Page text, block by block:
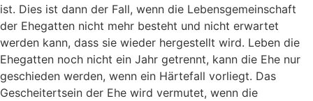
ist. Dies ist dann der Fall, wenn die Lebensgemeinschaft
der Ehegatten nicht mehr besteht und nicht erwartet
werden kann, dass sie wieder hergestellt wird. Leben die
Ehegatten noch nicht ein Jahr getrennt, kann die Ehe nur
geschieden werden, wenn ein Härtefall vorliegt. Das
Gescheitertsein der Ehe wird vermutet, wenn die